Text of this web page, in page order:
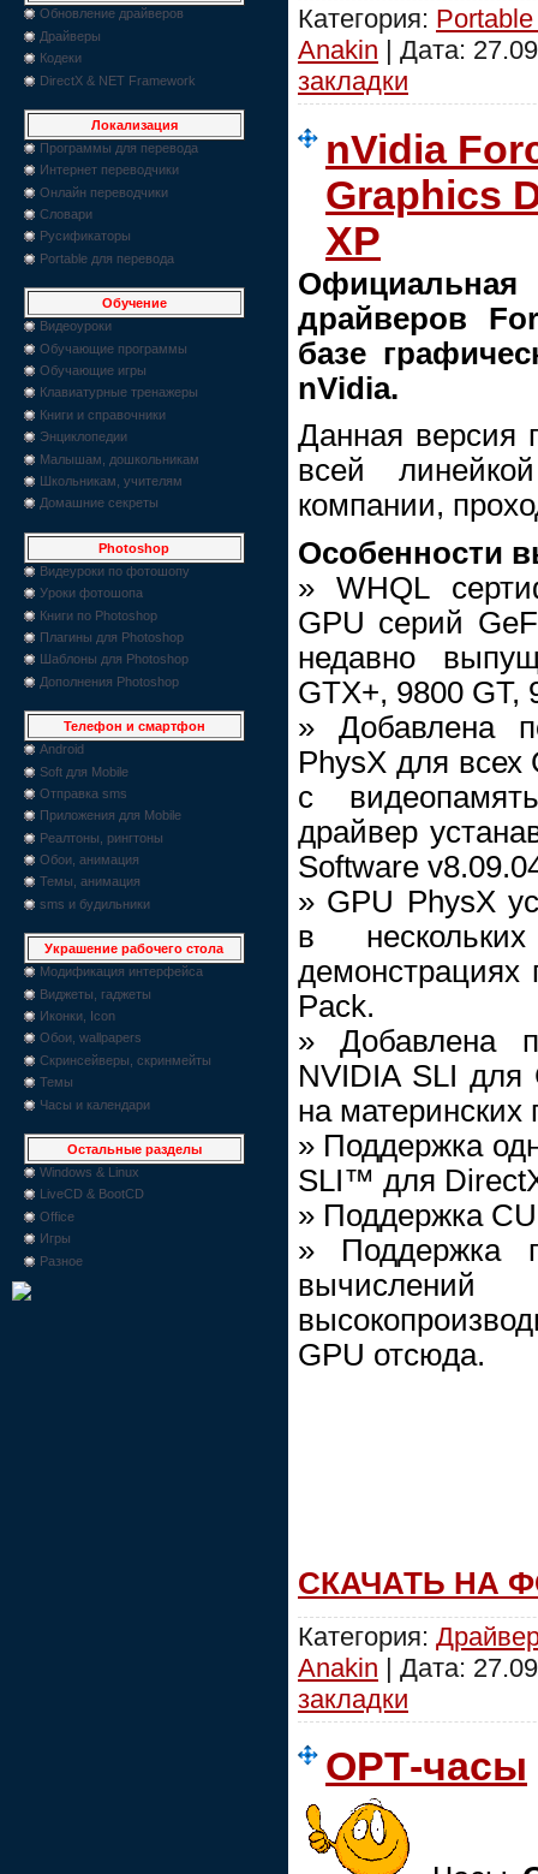
Обновление драйверов
Драйверы
Кодеки
DirectX & NET Framework
Локализация
Программы для перевода
Интернет переводчики
Онлайн переводчики
Словари
Русификаторы
Portable для перевода
Обучение
Видеоуроки
Обучающие программы
Обучающие игры
Клавиатурные тренажеры
Книги и справочники
Энциклопедии
Малышам, дошкольникам
Школьникам, учителям
Домашние секреты
Photoshop
Видеуроки по фотошопу
Уроки фотошопа
Книги по Photoshop
Плагины для Photoshop
Шаблоны для Photoshop
Дополнения Photoshop
Телефон и смартфон
Android
Soft для Mobile
Отправка sms
Приложения для Mobile
Реалтоны, рингтоны
Обои, анимация
Темы, анимация
sms и будильники
Украшение рабочего стола
Модификация интерфейса
Виджеты, гаджеты
Иконки, Icon
Обои, wallpapers
Скринсейверы, скринмейты
Темы
Часы и календари
Остальные разделы
Windows & Linux
LiveCD & BootCD
Office
Игры
Разное
Категория:
Anakin | Дата:
закладки
nVidia
Graphics
XP
драйверов
базе
nVidia.
Данная версия
всей
компании,
Особенности
» WHQL
GPU серий
недавно
GTX+, 9800 GT,
» Добавлена
PhysX для всех
с
драйвер
Software
» GPU PhysX
в
демонстрациях
Pack.
» Добавлена
NVIDIA SLI для
на материнских
» Поддержка
SLI™ для
» Поддержка
» Поддержка
вычислений
GPU отсюда.
СКАЧАТЬ НА
Категория:
Anakin | Дата:
закладки
ОРТ-часы